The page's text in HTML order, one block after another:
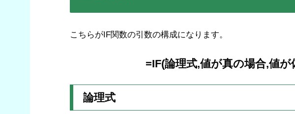
こちらがIF関数の引数の構成になります。
=IF(論理式,値が真の場合,値が
論理式